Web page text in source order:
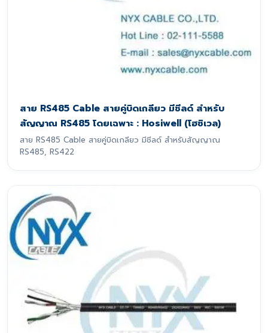
สาย RS485 Cable สายคู่บิดเกลียว มีชีลด์ สำหรับ
สัญญาณ RS485 โดยเฉพาะ : Hosiwell (โฮซิเวล)
สาย RS485 Cable สายคู่บิดเกลียว มีชีลด์ สำหรับสัญญาณ
RS485, RS422